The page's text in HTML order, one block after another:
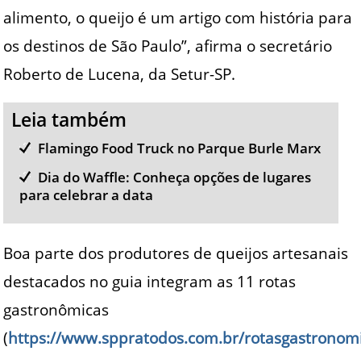
alimento, o queijo é um artigo com história para
os destinos de São Paulo”, afirma o secretário
Roberto de Lucena, da Setur-SP.
Leia também
Flamingo Food Truck no Parque Burle Marx
Dia do Waffle: Conheça opções de lugares
para celebrar a data
Boa parte dos produtores de queijos artesanais
destacados no guia integram as 11 rotas
gastronômicas
(https://www.sppratodos.com.br/